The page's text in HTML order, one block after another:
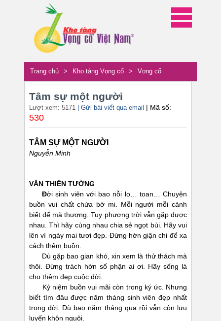
Trang chủ > Kho tàng Vọng cổ > Vọng cổ
Tâm sự một người
Lượt xem: 5171 | Gửi bài viết qua email | Mã số:
530
TÂM SỰ MỘT NGƯỜI
Nguyễn Minh
VĂN THIÊN TƯỜNG
Đời sinh viên với bao nỗi lo… toan… Chuyện
buồn vui chất chứa bờ mi. Mỗi người mỗi cảnh
biết để mà thương. Tuy phương trời vẫn gặp được
nhau. Thì hãy cùng nhau chia sẻ ngọt bùi. Hãy vui
lên vì ngày mai tươi đẹp. Đừng hờn giận chi để xa
cách thêm buồn.
Dù gặp bao gian khó, xin xem là thử thách mà
thôi. Đừng trách hờn số phận ai ơi. Hãy sống là
cho thêm đẹp cuộc đời.
Kỷ niệm buồn vui mãi còn trong ký ức. Nhưng
biết tìm đâu được năm tháng sinh viên đẹp nhất
trong đời. Dù bao năm tháng qua rồi vẫn còn lưu
luyến khôn nguôi.